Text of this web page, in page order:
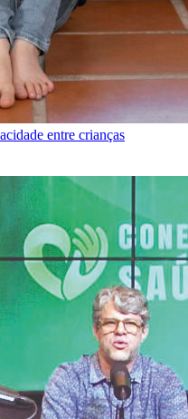
entre crianças